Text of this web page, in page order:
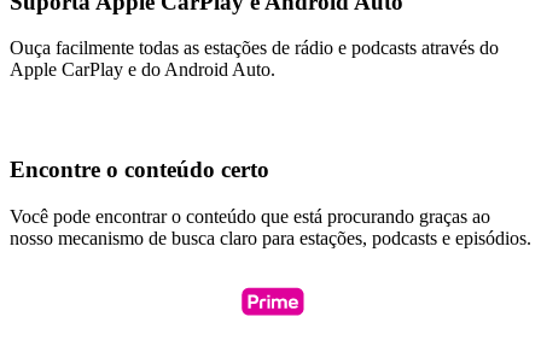
Ouça facilmente todas as estações de rádio e podcasts através do
Apple CarPlay e do Android Auto.
Encontre o conteúdo certo
Você pode encontrar o conteúdo que está procurando graças ao
nosso mecanismo de busca claro para estações, podcasts e episódios.